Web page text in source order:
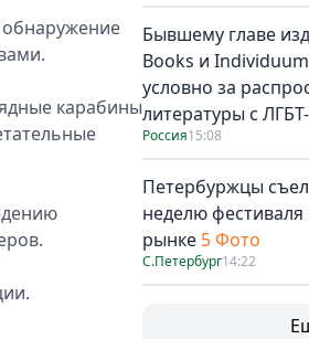
карабины
Бывшему главе
Books и
условно за
литературы с
Россия15:08
Петербуржцы
неделю
рынке 5 Фото
С.Петербург14:22